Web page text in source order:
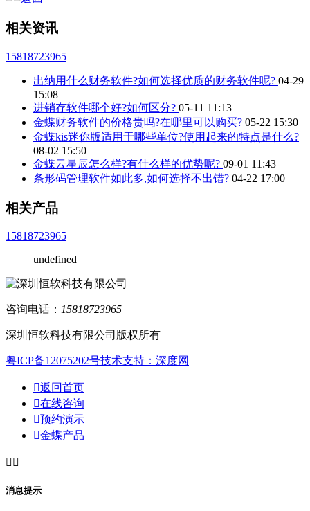
相关资讯
15818723965
出纳用什么财务软件?如何选择优质的财务软件呢? 04-29
15:08
进销存软件哪个好?如何区分? 05-11 11:13
金蝶财务软件的价格贵吗?在哪里可以购买? 05-22 15:30
金蝶kis迷你版适用于哪些单位?使用起来的特点是什么?
08-02 15:50
金蝶云星辰怎么样?有什么样的优势呢? 09-01 11:43
条形码管理软件如此多,如何选择不出错? 04-22 17:00
相关产品
15818723965
undefined
咨询电话： 15818723965
深圳恒软科技有限公司版权所有
粤ICP备12075202号技术支持：深度网
返回首页
在线咨询
预约演示
金蝶产品
 
消息提示